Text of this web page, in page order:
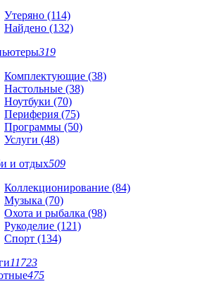
Утеряно (114)
Найдено (132)
319
Комплектующие (38)
Настольные (38)
Ноутбуки (70)
Периферия (75)
Программы (50)
Услуги (48)
и отдых509
Коллекционирование (84)
Музыка (70)
Охота и рыбалка (98)
Рукоделие (121)
Спорт (134)
11723
475